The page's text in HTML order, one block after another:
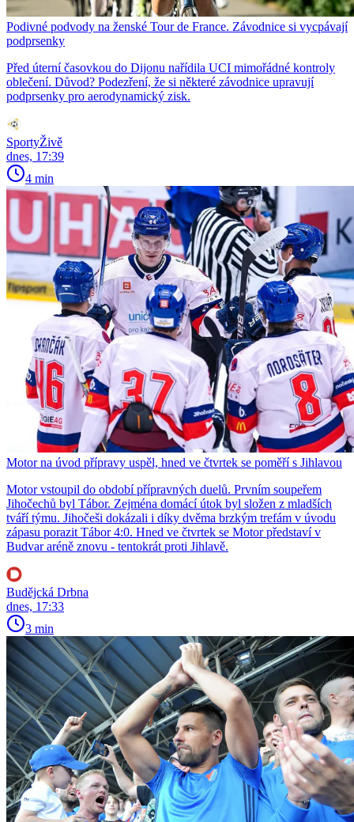
Podivné podvody na ženské Tour de France. Závodnice si vycpávají
podprsenky
Před úterní časovkou do Dijonu nařídila UCI mimořádné kontroly
oblečení. Důvod? Podezření, že si některé závodnice upravují
podprsenky pro aerodynamický zisk.
SportyŽivě
dnes, 17:39
4 min
Motor na úvod přípravy uspěl, hned ve čtvrtek se poměří s Jihlavou
Motor vstoupil do období přípravných duelů. Prvním soupeřem
Jihočechů byl Tábor. Zejména domácí útok byl složen z mladších
tváří týmu. Jihočeši dokázali i díky dvěma brzkým trefám v úvodu
zápasu porazit Tábor 4:0. Hned ve čtvrtek se Motor představí v
Budvar aréně znovu - tentokrát proti Jihlavě.
Budějcká Drbna
dnes, 17:33
3 min